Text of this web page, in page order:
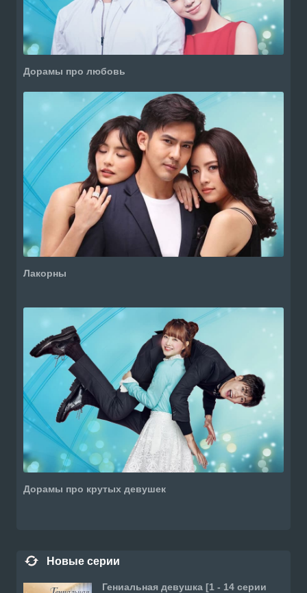
Дорамы про любовь
Лакорны
Дорамы про крутых девушек
Новые серии
Гениальная девушка [1 - 14 серии